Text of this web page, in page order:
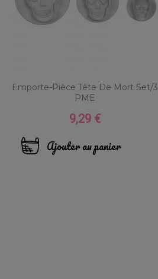
Emporte-Pièce Tête De Mort Set/3
PME
Prix
9,29 €
Ajouter au panier